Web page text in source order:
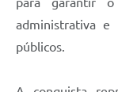
administrativa e
públicos.